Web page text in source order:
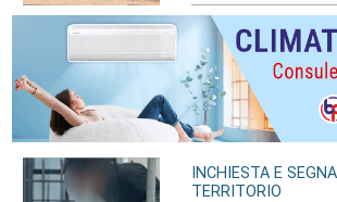
INCHIESTA E
TERRITORIO